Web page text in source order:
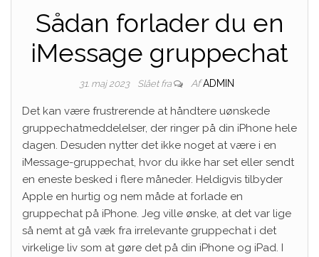
Sådan forlader du en
iMessage gruppechat
31. maj 2023 Slået fra Af ADMIN
Det kan være frustrerende at håndtere uønskede
gruppechatmeddelelser, der ringer på din iPhone hele
dagen. Desuden nytter det ikke noget at være i en
iMessage-gruppechat, hvor du ikke har set eller sendt
en eneste besked i flere måneder. Heldigvis tilbyder
Apple en hurtig og nem måde at forlade en
gruppechat på iPhone. Jeg ville ønske, at det var lige
så nemt at gå væk fra irrelevante gruppechat i det
virkelige liv som at gøre det på din iPhone og iPad. I